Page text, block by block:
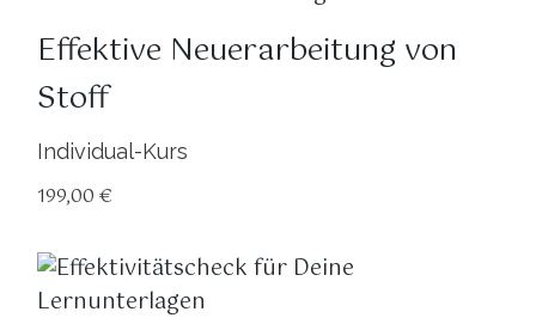
Effektive Neuerarbeitung von
Stoff
Individual-Kurs
199,00€